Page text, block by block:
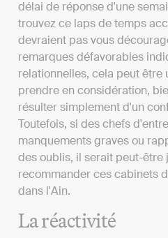
délai de réponse d'une
trouvez ce laps de temps
devraient pas vous
remarques défavorables
relationnelles, cela peut être
prendre en considération,
résulter simplement d'un
Toutefois, si des chefs
manquements graves ou
des oublis, il serait peut-être
recommander ces cabinets
dans l'Ain.
La réactivité